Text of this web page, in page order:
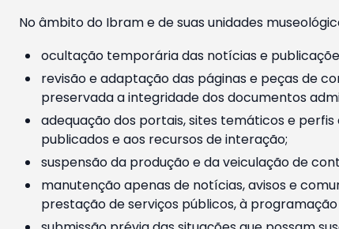
No âmbito do Ibram e de suas unidades
ocultação temporária das notícias e
revisão e adaptação das páginas e peças de
preservada a integridade dos documentos
adequação dos portais, sites temáticos e perfis
publicados e aos recursos de interação;
suspensão da produção e da veiculação de
manutenção apenas de notícias, avisos e
prestação de serviços públicos, à